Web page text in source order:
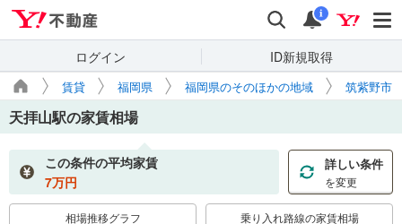
検索 通知
i
ログイン ID新規取得
賃貸 福岡県 福岡県のそのほかの地域 筑紫野市
天拝山駅の家賃相場
この条件の平均家賃
7万円
詳しい条件
を変更
相場推移グラフ 乗り入れ路線の家賃相場